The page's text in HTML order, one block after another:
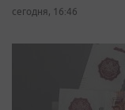
сегодня, 16:46